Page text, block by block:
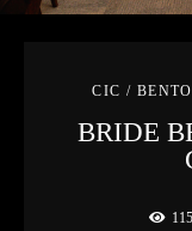
CIC /
BRIDE
115